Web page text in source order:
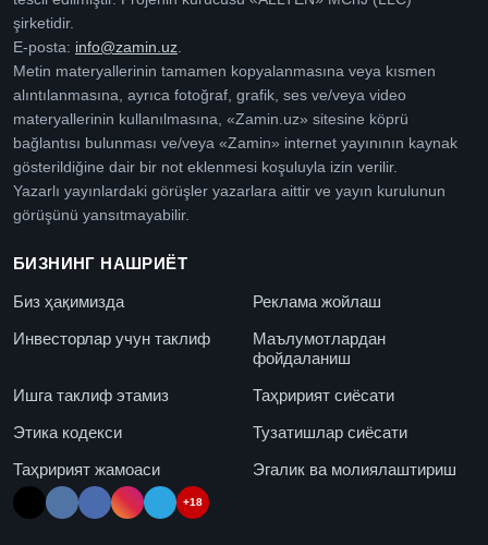
şirketidir.
E-posta: info@zamin.uz
Metin materyallerinin tamamen kopyalanmasına veya kısmen
alıntılanmasına, ayrıca fotoğraf, grafik, ses ve/veya video
materyallerinin kullanılmasına, «Zamin.uz» sitesine köprü
bağlantısı bulunması ve/veya «Zamin» internet yayınının kaynak
gösterildiğine dair bir not eklenmesi koşuluyla izin verilir.
Yazarlı yayınlardaki görüşler yazarlara aittir ve yayın kurulunun
görüşünü yansıtmayabilir.
БИЗНИНГ НАШРИЁТ
Биз ҳақимизда
Реклама жойлаш
Инвесторлар учун таклиф
Маълумотлардан
фойдаланиш
Ишга таклиф этамиз
Таҳририят сиёсати
Этика кодекси
Тузатишлар сиёсати
Таҳририят жамоаси
Эгалик ва молиялаштириш
+18